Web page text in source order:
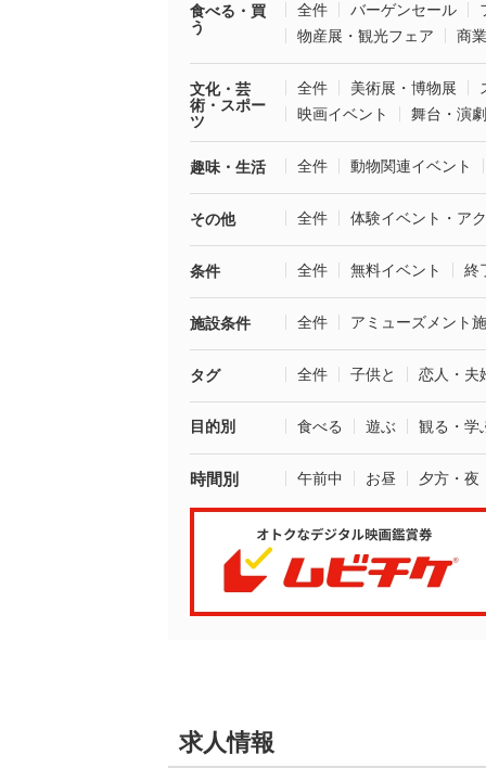
食べる・買
う
全件 バーゲンセール
物産展・観光フェア
商
文化・芸
術・スポー
ツ
全件 美術展・博物展
映画イベント
舞台・演劇
趣味・生活 全件 動物関連イベント
その他 全件 体験イベント・ア
条件 全件 無料イベント 終
施設条件 全件 アミューズメント
タグ 全件 子供と 恋人・夫
目的別 食べる 遊ぶ 観る・学
時間別 午前中 お昼 夕方・夜
求人情報